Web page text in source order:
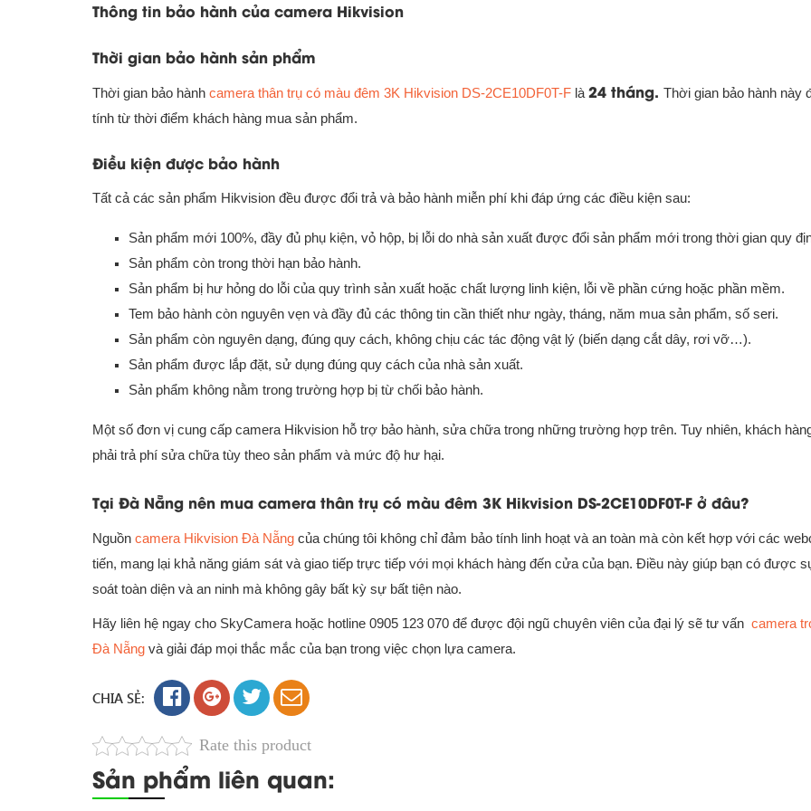
Thông tin bảo hành của camera Hikvision
Thời gian bảo hành sản phẩm
Thời gian bảo hành camera thân trụ có màu đêm 3K Hikvision DS-2CE10DF0T-F là 24 tháng. Thời gian bảo hành này
tính từ thời điểm khách hàng mua sản phẩm.
Điều kiện được bảo hành
Tất cả các sản phẩm Hikvision đều được đổi trả và bảo hành miễn phí khi đáp ứng các điều kiện sau:
Sản phẩm mới 100%, đầy đủ phụ kiện, vỏ hộp, bị lỗi do nhà sản xuất được đổi sản phẩm mới trong thời gian quy
Sản phẩm còn trong thời hạn bảo hành.
Sản phẩm bị hư hỏng do lỗi của quy trình sản xuất hoặc chất lượng linh kiện, lỗi về phần cứng hoặc phần mềm.
Tem bảo hành còn nguyên vẹn và đầy đủ các thông tin cần thiết như ngày, tháng, năm mua sản phẩm, số seri.
Sản phẩm còn nguyên dạng, đúng quy cách, không chịu các tác động vật lý (biến dạng cắt dây, rơi vỡ…).
Sản phẩm được lắp đặt, sử dụng đúng quy cách của nhà sản xuất.
Sản phẩm không nằm trong trường hợp bị từ chối bảo hành.
Một số đơn vị cung cấp camera Hikvision hỗ trợ bảo hành, sửa chữa trong những trường hợp trên. Tuy nhiên, khách
phải trả phí sửa chữa tùy theo sản phẩm và mức độ hư hại.
Tại Đà Nẵng nên mua camera thân trụ có màu đêm 3K Hikvision DS-2CE10DF0T-F ở đâu?
Nguồn camera Hikvision Đà Nẵng của chúng tôi không chỉ đảm bảo tính linh hoạt và an toàn mà còn kết hợp với các
tiến, mang lại khả năng giám sát và giao tiếp trực tiếp với mọi khách hàng đến cửa của bạn. Điều này giúp bạn có được
soát toàn diện và an ninh mà không gây bất kỳ sự bất tiện nào.
Hãy liên hệ ngay cho SkyCamera hoặc hotline 0905 123 070 để được đội ngũ chuyên viên của đại lý sẽ tư vấn camera
Đà Nẵng và giải đáp mọi thắc mắc của bạn trong việc chọn lựa camera.
CHIA SẺ:
Rate this product
Sản phẩm liên quan: